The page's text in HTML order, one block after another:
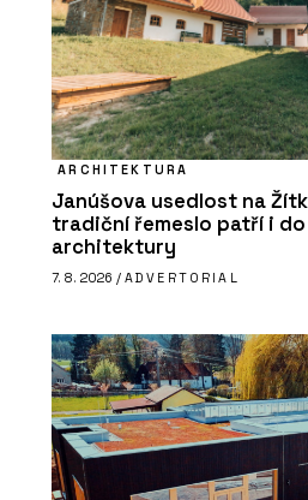
ARCHITEKTURA
Janúšova usedlost na
tradiční řemeslo patří i
architektury
7. 8. 2026 / ADVERTORIAL